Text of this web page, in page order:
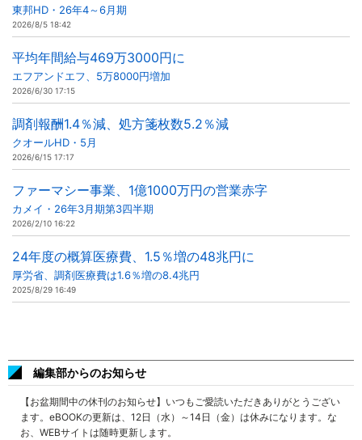
東邦HD・26年4～6月期
2026/8/5 18:42
平均年間給与469万3000円に
エフアンドエフ、5万8000円増加
2026/6/30 17:15
調剤報酬1.4％減、処方箋枚数5.2％減
クオールHD・5月
2026/6/15 17:17
ファーマシー事業、1億1000万円の営業赤字
カメイ・26年3月期第3四半期
2026/2/10 16:22
24年度の概算医療費、1.5％増の48兆円に
厚労省、調剤医療費は1.6％増の8.4兆円
2025/8/29 16:49
編集部からのお知らせ
【お盆期間中の休刊のお知らせ】いつもご愛読いただきありがとうござい
ます。eBOOKの更新は、12日（水）～14日（金）は休みになります。な
お、WEBサイトは随時更新します。